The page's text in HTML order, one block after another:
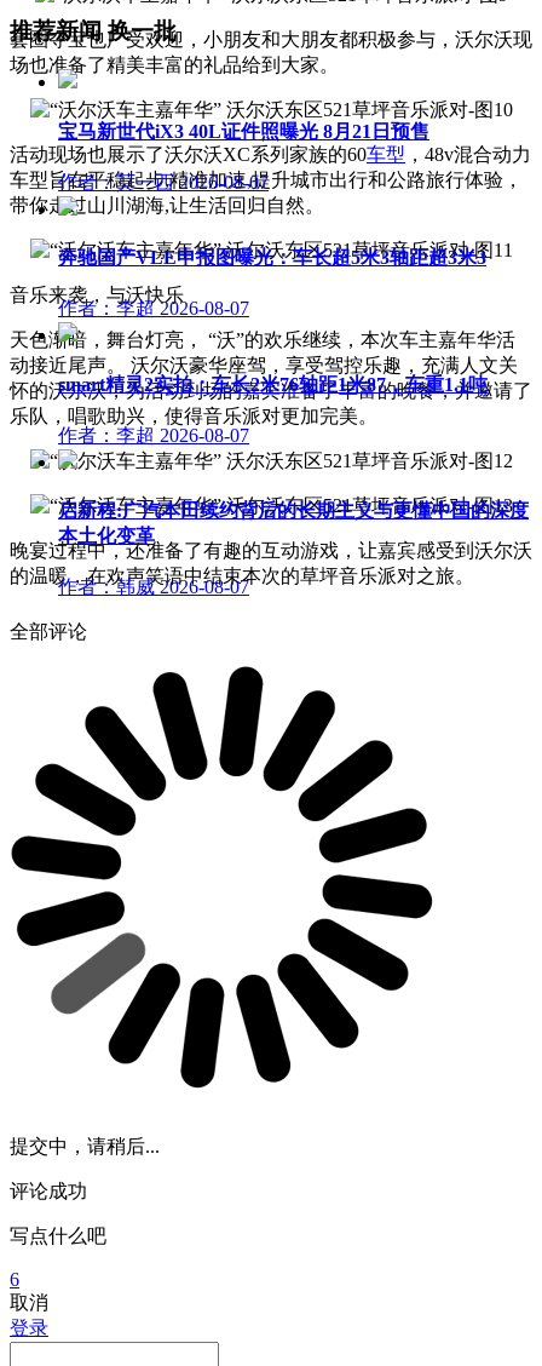
套圈夺宝也广受欢迎，小朋友和大朋友都积极参与，沃尔沃现
场也准备了精美丰富的礼品给到大家。
活动现场也展示了沃尔沃XC系列家族的60车型 ，48v混合动力
车型旨在平稳起步,精准加速,提升城市出行和公路旅行体验，
带你走过山川湖海,让生活回归自然。
音乐来袭，与沃快乐
天色渐暗，舞台灯亮， “沃”的欢乐继续，本次车主嘉年华活
动接近尾声。 沃尔沃豪华座驾，享受驾控乐趣，充满人文关
怀的沃尔沃，为活动到场的嘉宾准备了丰富的晚餐，并邀请了
乐队，唱歌助兴，使得音乐派对更加完美。
晚宴过程中，还准备了有趣的互动游戏，让嘉宾感受到沃尔沃
的温暖，在欢声笑语中结束本次的草坪音乐派对之旅。
推荐新闻换一批
宝马新世代iX3 40L证件照曝光 8月21日预售
作者：莫一西 2026-08-07
奔驰国产VLE申报图曝光：车长超5米3轴距超3米3
作者：李超 2026-08-07
smart精灵2实拍：车长2米76轴距1米87，车重1.1吨
作者：李超 2026-08-07
启新程:广汽本田续约背后的长期主义与更懂中国的深度
本土化变革
作者：韩威 2026-08-07
全部评论
提交中，请稍后...
评论成功
写点什么吧
6
取消
登录